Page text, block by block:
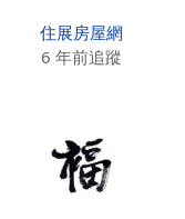
住展房屋網
6 年前追蹤